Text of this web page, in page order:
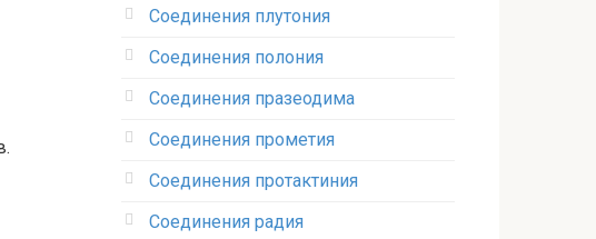
Соединения плутония‎
Соединения полония‎
Соединения празеодима‎
Соединения прометия‎
Соединения протактиния‎
Соединения радия‎